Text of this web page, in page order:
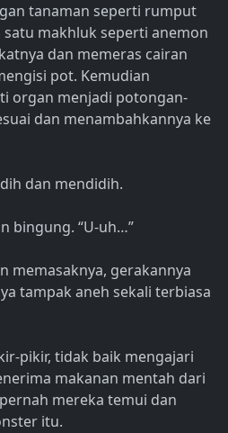
tanaman seperti rumput
makhluk seperti anemon
dan memeras cairan
pot. Kemudian
organ menjadi potongan-
dan menambahkannya ke
dan mendidih.
bingung. “U-uh…”
memasaknya, gerakannya
tampak aneh sekali terbiasa
pikir, tidak baik mengajari
makanan mentah dari
mereka temui dan
itu.